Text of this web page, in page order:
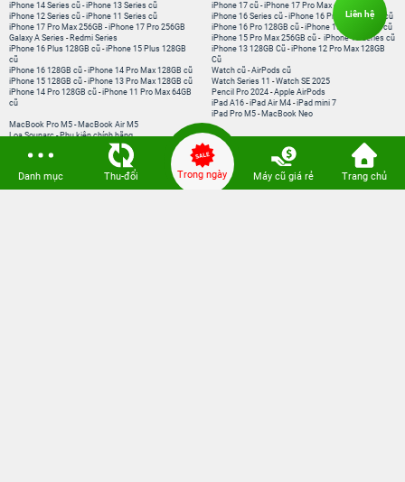
iPhone 14 Series cũ -iPhone 13 Series cũ
iPhone 12 Series cũ -iPhone 11 Series cũ
iPhone 17 Pro Max 256GB -iPhone 17 Pro 256GB
Galaxy A Series - Redmi Series
iPhone 17 cũ -iPhone 17 Pro Max cũ
iPhone 16 Series cũ - iPhone 16 Pro Max 256GB cũ
iPhone 16 Pro 128GB cũ -iPhone 15 Pro 128GB cũ
iPhone 15 Pro Max 256GB cũ - iPhone 15 Series cũ
iPhone 16 Plus 128GB cũ -iPhone 15 Plus 128GB
cũ
iPhone 16 128GB cũ -iPhone 14 Pro Max 128GB cũ
iPhone 15 128GB cũ -iPhone 13 Pro Max 128GB cũ
iPhone 14 Pro 128GB cũ -iPhone 11 Pro Max 64GB
cũ
iPhone 13 128GB Cũ -iPhone 12 Pro Max 128GB
Cũ
Watch cũ -AirPods cũ
Watch Series 11 -Watch SE 2025
Pencil Pro 2024 -Apple AirPods
iPad A16 -iPad Air M4 -iPad mini 7
iPad Pro M5 - MacBook Neo
MacBook Pro M5 - MacBook Air M5
Loa Sounarc-Phụ kiện chính hãng
Kết nối 24hStore
Danh mục Thu-đổi Trong ngày Máy cũ giá rẻ Trang chủ
Liên hệ